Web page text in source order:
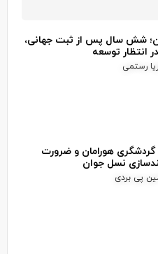
شش سال پس از ثبت جهانی،
انتظار توسعه
رستمی
گردشگری هورامان و ضرورت
نسل جوان
پی بردی